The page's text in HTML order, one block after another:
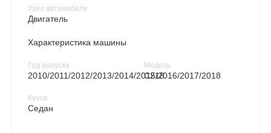
Узел автомобиля
Двигатель
Характеристика машины
Год выпуска
2010/2011/2012/2013/2014/2015/2016/2017/2018
Кузов
Седан
Модель
C218